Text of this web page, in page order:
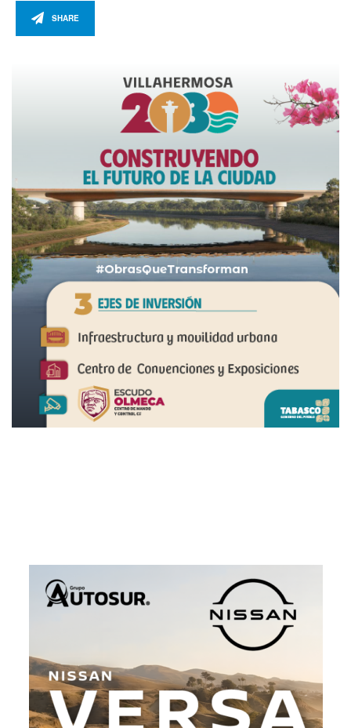
SHARE